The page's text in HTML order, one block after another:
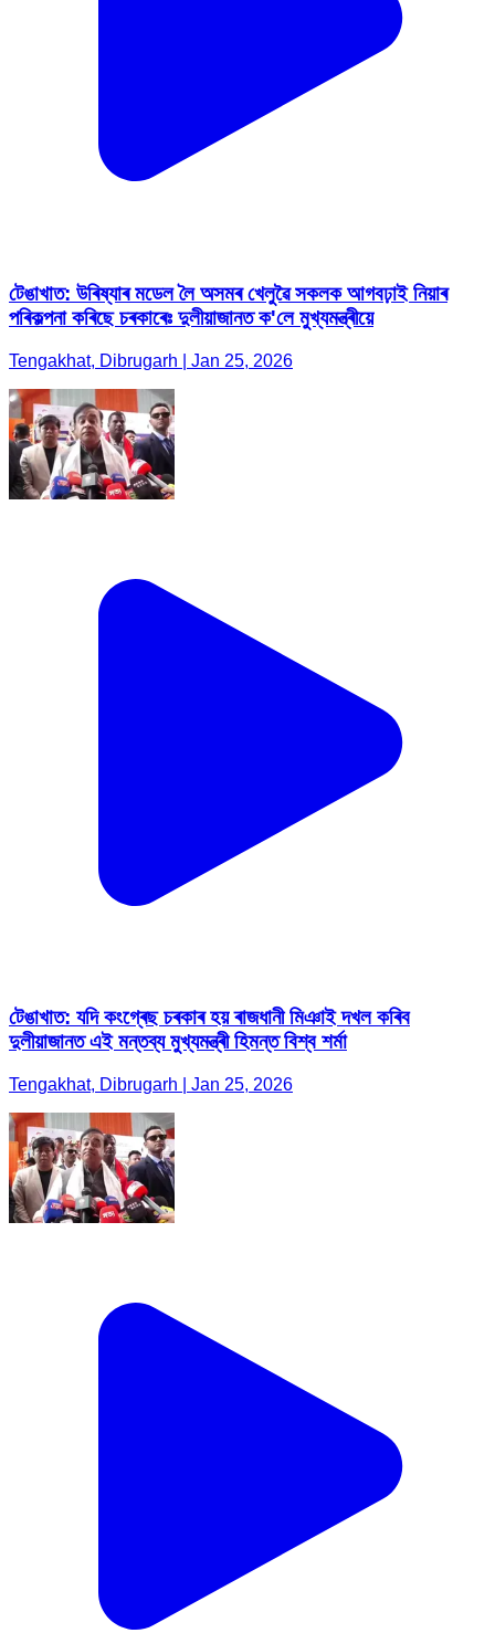
টেঙাখাত: উৰিষ্যাৰ মডেল লৈ অসমৰ খেলুৱৈ সকলক আগবঢ়াই নিয়াৰ
পৰিকল্পনা কৰিছে চৰকাৰেঃ দুলীয়াজানত ক'লে মুখ্যমন্ত্ৰীয়ে
Tengakhat, Dibrugarh | Jan 25, 2026
টেঙাখাত: যদি কংগ্ৰেছ চৰকাৰ হয় ৰাজধানী মিঞাই দখল কৰিব
দুলীয়াজানত এই মন্তব্য মুখ্যমন্ত্ৰী হিমন্ত বিশ্ব শৰ্মা
Tengakhat, Dibrugarh | Jan 25, 2026